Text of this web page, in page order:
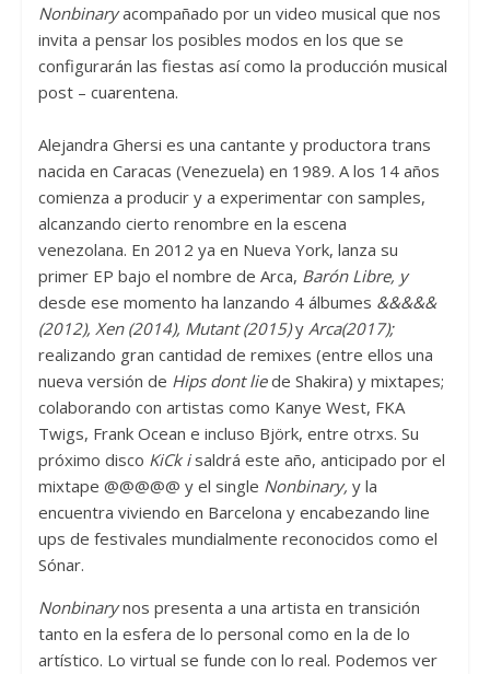
Nonbinaryacompañado por un video musical que nos
invita a pensar los posibles modos en los que se
configurarán las fiestas así como la producción musical
post – cuarentena.
Alejandra Ghersi es una cantante y productora trans
nacida en Caracas (Venezuela) en 1989. A los 14 años
comienza a producir y a experimentar con samples,
alcanzando cierto renombre en la escena
venezolana. En 2012 ya en Nueva York, lanza su
primer EP bajo el nombre de Arca, Barón Libre, y
desde ese momento ha lanzando 4 álbumes &&&&&
(2012), Xen (2014), Mutant (2015)y Arca(2017);
realizando gran cantidad de remixes (entre ellos una
nueva versión de Hips dont liede Shakira) y mixtapes;
colaborando con artistas como Kanye West, FKA
Twigs, Frank Ocean e incluso Björk, entre otrxs. Su
próximo disco KiCk isaldrá este año, anticipado por el
mixtape @@@@@ y el single Nonbinary, y la
encuentra viviendo en Barcelona y encabezando line
ups de festivales mundialmente reconocidos como el
Sónar.
Nonbinarynos presenta a una artista en transición
tanto en la esfera de lo personal como en la de lo
artístico. Lo virtual se funde con lo real. Podemos ver